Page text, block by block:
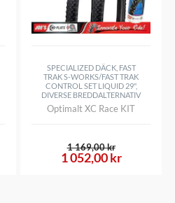
SPECIALIZED DÄCK, FAST
TRAK S-WORKS/FAST TRAK
CONTROL SET LIQUID 29",
DIVERSE BREDDALTERNATIV
Optimalt XC Race KIT
1 052,00 kr
1 169,00 kr